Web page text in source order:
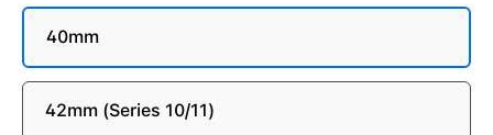
40mm
42mm (Series 10/11)